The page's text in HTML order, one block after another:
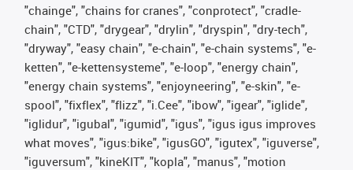
"chainge", "chains for cranes", "conprotect", "cradle-
chain", "CTD", "drygear", "drylin", "dryspin", "dry-tech",
"dryway", "easy chain", "e-chain", "e-chain systems", "e-
ketten", "e-kettensysteme", "e-loop", "energy chain",
"energy chain systems", "enjoyneering", "e-skin", "e-
spool", "fixflex", "flizz", "i.Cee", "ibow", "igear", "iglide",
"iglidur", "igubal", "igumid", "igus", "igus igus improves
what moves", "igus:bike", "igusGO", "igutex", "iguverse",
"iguversum", "kineKIT", "kopla", "manus", "motion